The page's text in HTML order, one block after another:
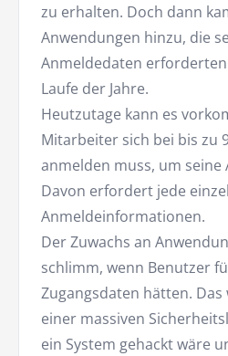
zu erhalten. Doch dann
Anwendungen hinzu, die
Anmeldedaten
Laufe der Jahre.
Heutzutage kann es
Mitarbeiter sich bei bis zu
anmelden muss, um seine
Davon erfordert jede
Anmeldeinformationen.
Der Zuwachs an
schlimm, wenn Benutzer
Zugangsdaten hätten.
einer massiven
ein System gehackt wäre